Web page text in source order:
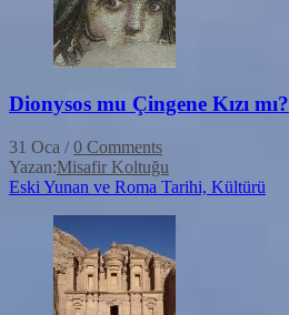
Dionysos mu Çingene Kızı mı?
31 Oca / 0 Comments
Yazan:Misafir Koltuğu
Eski Yunan ve Roma Tarihi, Kültürü